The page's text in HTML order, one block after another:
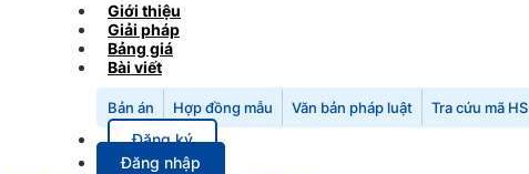
Giới thiệu
Giải pháp
Bảng giá
Bài viết
Bản án Hợp đồng mẫu Văn bản pháp luật Tra cứu mã HS
Đăng ký
Đăng nhập